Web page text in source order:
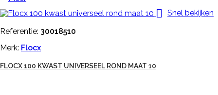
 Snel bekijken
Referentie: 30018510
Merk: Flocx
FLOCX 100 KWAST UNIVERSEEL ROND MAAT 10